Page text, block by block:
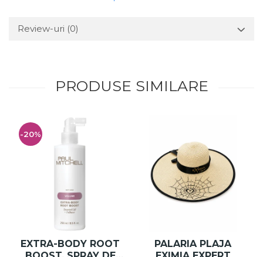
Review-uri (0)
PRODUSE SIMILARE
-20%
EXTRA-BODY ROOT
PALARIA PLAJA